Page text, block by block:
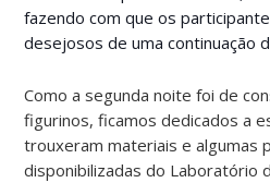
fazendo com que os
desejosos de uma continuação
Como a segunda noite foi de
figurinos, ficamos dedicados a
trouxeram materiais e algumas
disponibilizadas do Laboratório